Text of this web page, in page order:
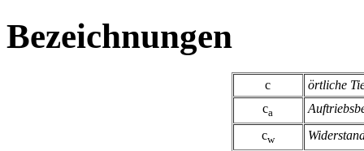
Bezeichnungen
c
örtliche
ca
cw